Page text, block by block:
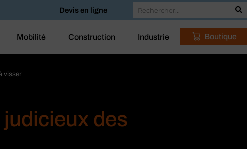
Devis en ligne
Mobilité Construction Industrie Boutique
visser
des